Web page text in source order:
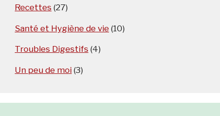
Recettes (27)
Santé et Hygiène de vie (10)
Troubles Digestifs (4)
Un peu de moi (3)